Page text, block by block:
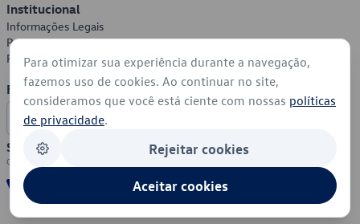
Institucional
Informações Legais
Política de Privacidade
Política de Cookies
Formas de Pagamento
Segurança
Para otimizar sua experiência durante a navegação,
fazemos uso de cookies. Ao continuar no site,
consideramos que você está ciente com nossas políticas
de privacidade.
Rejeitar cookies
Aceitar cookies